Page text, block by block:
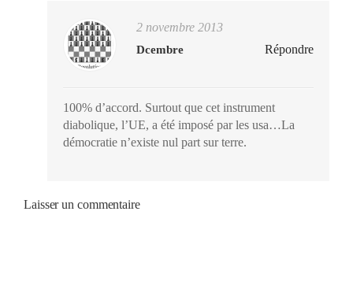
2 novembre 2013
Dcembre Répondre
100% d’accord. Surtout que cet instrument
diabolique, l’UE, a été imposé par les usa…La
démocratie n’existe nul part sur terre.
Laisser un commentaire